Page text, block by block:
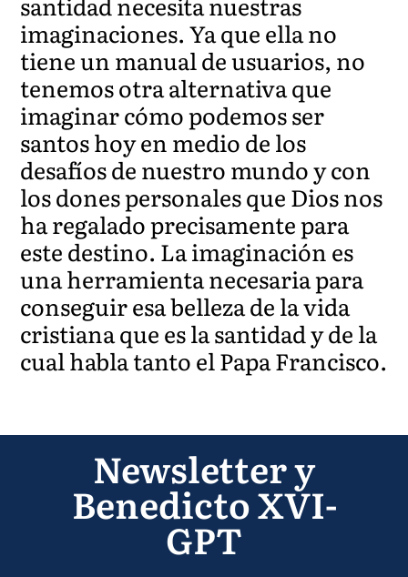
imaginaciones. Ya que ella no
tiene un manual de usuarios, no
tenemos otra alternativa que
imaginar cómo podemos ser
santos hoy en medio de los
desafíos de nuestro mundo y con
los dones personales que Dios nos
ha regalado precisamente para
este destino. La imaginación es
una herramienta necesaria para
conseguir esa belleza de la vida
cristiana que es la santidad y de la
cual habla tanto el Papa Francisco.
Newsletter y
Benedicto XVI-
GPT